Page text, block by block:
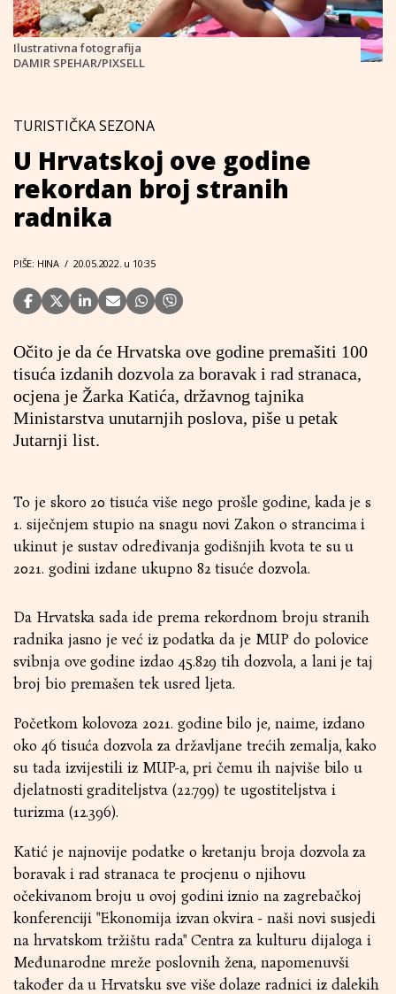
Ilustrativna fotografija
DAMIR SPEHAR/PIXSELL
TURISTIČKA SEZONA
U Hrvatskoj ove godine
rekordan broj stranih
radnika
PIŠE: HINA / 20.05.2022. u 10:35
Očito je da će Hrvatska ove godine premašiti 100
tisuća izdanih dozvola za boravak i rad stranaca,
ocjena je Žarka Katića, državnog tajnika
Ministarstva unutarnjih poslova, piše u petak
Jutarnji list.
To je skoro 20 tisuća više nego prošle godine, kada je s
1. siječnjem stupio na snagu novi Zakon o strancima i
ukinut je sustav određivanja godišnjih kvota te su u
2021. godini izdane ukupno 82 tisuće dozvola.
Da Hrvatska sada ide prema rekordnom broju stranih
radnika jasno je već iz podatka da je MUP do polovice
svibnja ove godine izdao 45.829 tih dozvola, a lani je taj
broj bio premašen tek usred ljeta.
Početkom kolovoza 2021. godine bilo je, naime, izdano
oko 46 tisuća dozvola za državljane trećih zemalja, kako
su tada izvijestili iz MUP-a, pri čemu ih najviše bilo u
djelatnosti graditeljstva (22.799) te ugostiteljstva i
turizma (12.396).
Katić je najnovije podatke o kretanju broja dozvola za
boravak i rad stranaca te procjenu o njihovu
očekivanom broju u ovoj godini iznio na zagrebačkoj
konferenciji "Ekonomija izvan okvira - naši novi susjedi
na hrvatskom tržištu rada" Centra za kulturu dijaloga i
Međunarodne mreže poslovnih žena, napomenuvši
također da u Hrvatsku sve više dolaze radnici iz dalekih